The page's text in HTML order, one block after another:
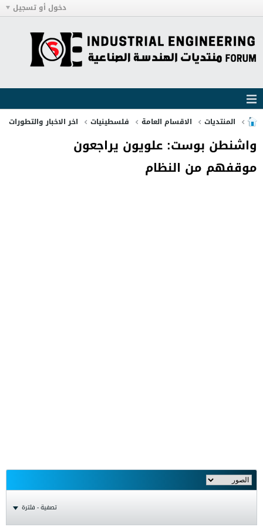
دخول أو تسجيل
المنتديات الاقسام العامة فلسطينيات اخر الاخبار والتطورات
واشنطن بوست: علويون يراجعون
موقفهم من النظام
تصفية - فلترة